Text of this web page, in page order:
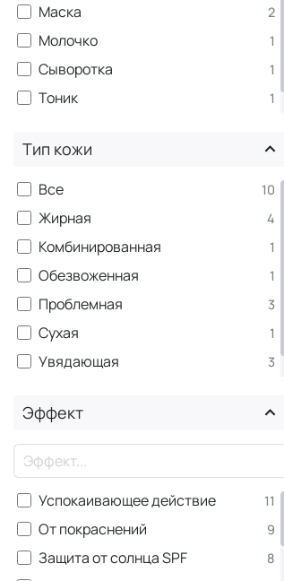
Маска 2
Молочко 1
Сыворотка 1
Тоник 1
Тип кожи
Все 10
Жирная 4
Комбинированная 1
Обезвоженная 1
Проблемная 3
Сухая 1
Увядающая 3
Эффект
Успокаивающее действие 11
От покраснений 9
Защита от солнца SPF 8